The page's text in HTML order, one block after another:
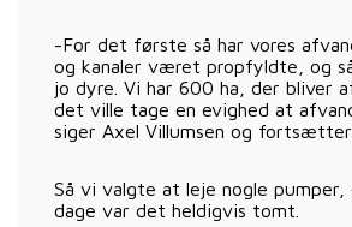
-For det første så har vores
og kanaler været propfyldte, og
jo dyre. Vi har 600 ha, der bliver
det ville tage en evighed at
siger Axel Villumsen og
Så vi valgte at leje nogle
dage var det heldigvis tomt.